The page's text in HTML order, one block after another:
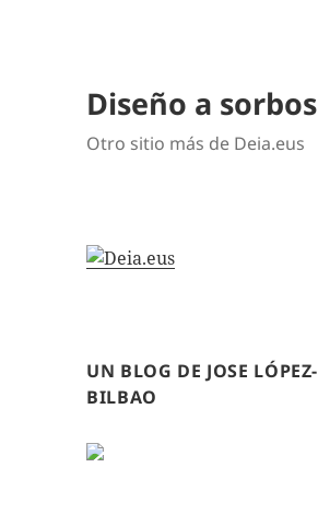
Diseño a sorbos
Otro sitio más de Deia.eus
UN BLOG DE JOSE LÓPEZ-
BILBAO